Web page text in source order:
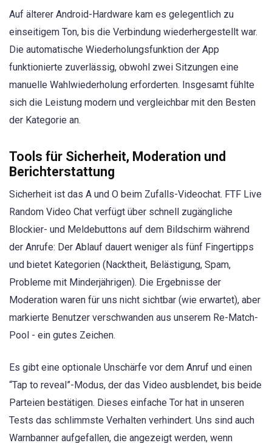
Auf älterer Android-Hardware kam es gelegentlich zu
einseitigem Ton, bis die Verbindung wiederhergestellt war.
Die automatische Wiederholungsfunktion der App
funktionierte zuverlässig, obwohl zwei Sitzungen eine
manuelle Wahlwiederholung erforderten. Insgesamt fühlte
sich die Leistung modern und vergleichbar mit den Besten
der Kategorie an.
Tools für Sicherheit, Moderation und
Berichterstattung
Sicherheit ist das A und O beim Zufalls-Videochat. FTF Live
Random Video Chat verfügt über schnell zugängliche
Blockier- und Meldebuttons auf dem Bildschirm während
der Anrufe: Der Ablauf dauert weniger als fünf Fingertipps
und bietet Kategorien (Nacktheit, Belästigung, Spam,
Probleme mit Minderjährigen). Die Ergebnisse der
Moderation waren für uns nicht sichtbar (wie erwartet), aber
markierte Benutzer verschwanden aus unserem Re-Match-
Pool - ein gutes Zeichen.
Es gibt eine optionale Unschärfe vor dem Anruf und einen
“Tap to reveal”-Modus, der das Video ausblendet, bis beide
Parteien bestätigen. Dieses einfache Tor hat in unseren
Tests das schlimmste Verhalten verhindert. Uns sind auch
Warnbanner aufgefallen, die angezeigt werden, wenn